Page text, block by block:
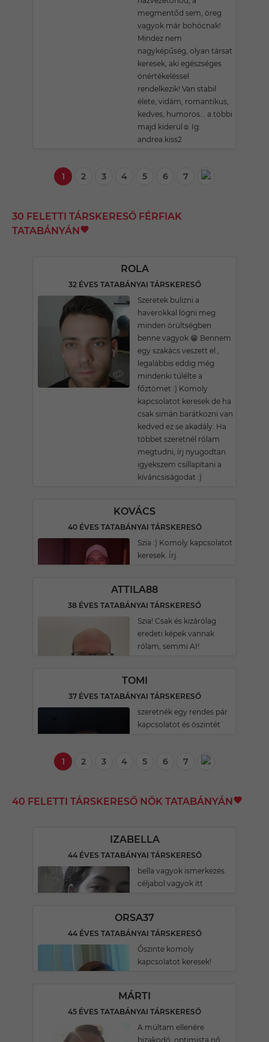
megmentőd sem, öreg
vagyok már bohócnak!
Mindez nem
nagyképűség, olyan társat
keresek, aki egészséges
önértékeléssel
rendelkezik! Van stabil
élete, vidám, romantikus,
kedves, humoros... a többi
majd kiderül☺️ Ig:
andrea.kiss2
1 2 3 4 5 6 7
30 FELETTI TÁRSKERESŐ FÉRFIAK
TATABÁNYÁN
ROLA
32 ÉVES TATABÁNYAI TÁRSKERESŐ
Szeretek bulizni a
haverokkal lógni meg
minden örültségben
benne vagyok 😁 Bennem
egy szakács veszett el ,
legalábbis eddig még
mindenki túlélte a
főztömet :) Komoly
kapcsolatot keresek de ha
csak simán barátkozni van
kedved ez se akadály. Ha
többet szeretnél rólam
megtudni, írj nyugodtan
igyekszem csillapítani a
kíváncsiságodat :)
KOVÁCS
40 ÉVES TATABÁNYAI TÁRSKERESŐ
Szia :) Komoly kapcsolatot
keresek. Írj.
ATTILA88
38 ÉVES TATABÁNYAI TÁRSKERESŐ
Szia! Csak és kizárólag
eredeti képek vannak
rólam, semmi AI!
TOMI
37 ÉVES TATABÁNYAI TÁRSKERESŐ
szeretnék egy rendes pár
kapcsolatot és öszintét
1 2 3 4 5 6 7
40 FELETTI TÁRSKERESŐ NŐK TATABÁNYÁN
IZABELLA
44 ÉVES TATABÁNYAI TÁRSKERESŐ
bella vagyok ismerkezés
céljabol vagyok itt
ORSA37
44 ÉVES TATABÁNYAI TÁRSKERESŐ
Őszinte komoly
kapcsolatot keresek!
MÁRTI
45 ÉVES TATABÁNYAI TÁRSKERESŐ
A múltam ellenére
bizakodó, optimista nő